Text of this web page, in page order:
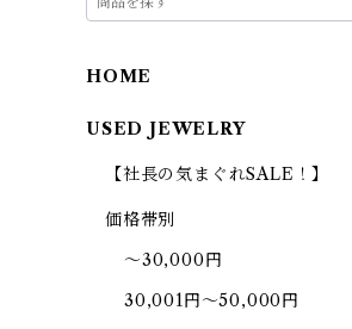
HOME
USED JEWELRY
【社長の気まぐれSALE！】
価格帯別
～30,000円
30,001円～50,000円